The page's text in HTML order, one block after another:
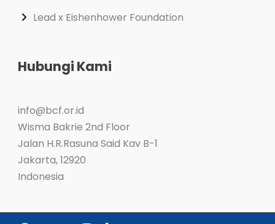
Lead x Eishenhower Foundation
Hubungi Kami
info@bcf.or.id
Wisma Bakrie 2nd Floor
Jalan H.R.Rasuna Said Kav B-1
Jakarta,12920
Indonesia